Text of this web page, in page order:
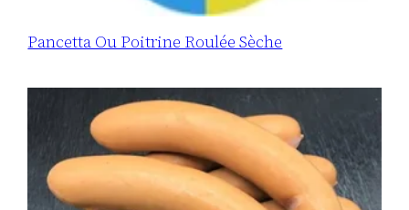
Pancetta Ou Poitrine Roulée Sèche